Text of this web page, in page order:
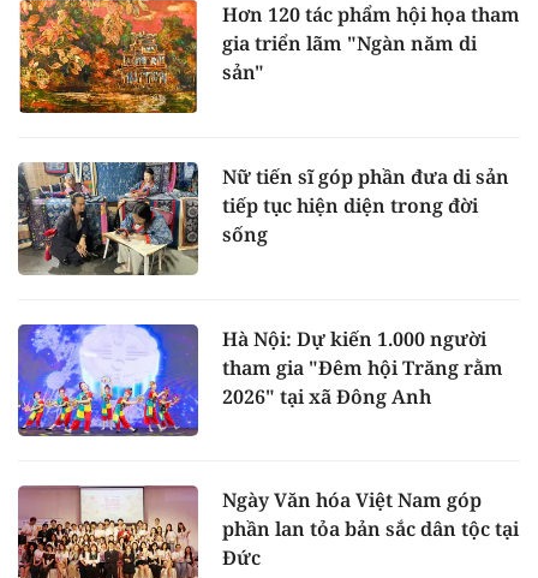
Hơn 120 tác phẩm hội họa tham
gia triển lãm "Ngàn năm di
sản"
Nữ tiến sĩ góp phần đưa di sản
tiếp tục hiện diện trong đời
sống
Hà Nội: Dự kiến 1.000 người
tham gia "Đêm hội Trăng rằm
2026" tại xã Đông Anh
Ngày Văn hóa Việt Nam góp
phần lan tỏa bản sắc dân tộc tại
Đức